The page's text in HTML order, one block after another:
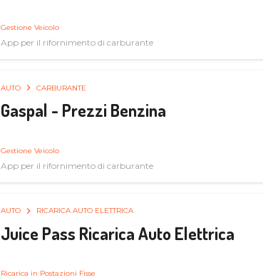
Gestione Veicolo
App per il rifornimento di carburante
AUTO CARBURANTE
Gaspal - Prezzi Benzina
Gestione Veicolo
App per il rifornimento di carburante
AUTO RICARICA AUTO ELETTRICA
Juice Pass Ricarica Auto Elettrica
Ricarica in Postazioni Fisse